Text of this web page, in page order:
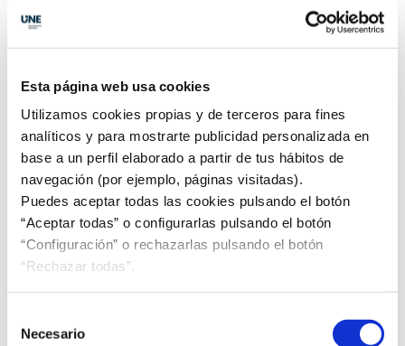
Esta página web usa cookies
Utilizamos cookies propias y de terceros para fines
analíticos y para mostrarte publicidad personalizada en
base a un perfil elaborado a partir de tus hábitos de
navegación (por ejemplo, páginas visitadas).
Puedes aceptar todas las cookies pulsando el botón
“Aceptar todas” o configurarlas pulsando el botón
“Configuración” o rechazarlas pulsando el botón
“Rechazar todas”.
Necesario
Según el último informe Coyuntura Económica de la
Confederación Española de Asociaciones de
Fabricantes de Productos de Construcción (CEPCO),
las exportaciones de Materiales de Construcción en
España prosiguen su caída, esta vez un 5,8 % en el
acumulado anual enero-octubre. En términos
interanuales, octubre también supone un descenso
revelan que se impone la necesidad de un Plan